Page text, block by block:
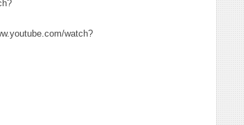
watch?